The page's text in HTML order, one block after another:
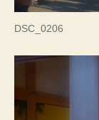
DSC_0206